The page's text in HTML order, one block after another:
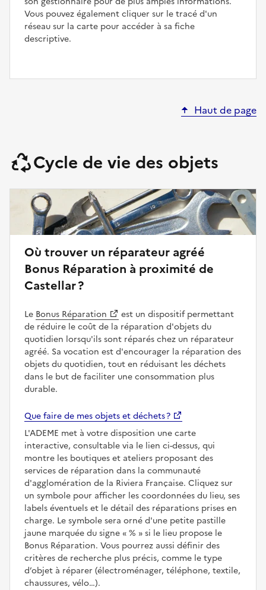
Vous pouvez également cliquer sur le tracé d'un
réseau sur la carte pour accéder à sa fiche
descriptive.
Haut de page
Cycle de vie des objets
Où trouver un réparateur agréé
Bonus Réparation à proximité de
Castellar ?
Le Bonus Réparation
est un dispositif permettant
de réduire le coût de la réparation d'objets du
quotidien lorsqu'ils sont réparés chez un réparateur
agréé. Sa vocation est d'encourager la réparation des
objets du quotidien, tout en réduisant les déchets
dans le but de faciliter une consommation plus
durable.
Que faire de mes objets et déchets ?
L'ADEME met à votre disposition une carte
interactive, consultable via le lien ci-dessus, qui
montre les boutiques et ateliers proposant des
services de réparation dans la communauté
d'agglomération de la Riviera Française. Cliquez sur
un symbole pour afficher les coordonnées du lieu, ses
labels éventuels et le détail des réparations prises en
charge. Le symbole sera orné d'une petite pastille
jaune marquée du signe
%
si le lieu propose le
Bonus Réparation. Vous pourrez aussi définir des
critères de recherche plus précis, comme le type
d’objet à réparer (électroménager, téléphone, textile,
chaussures, vélo…).